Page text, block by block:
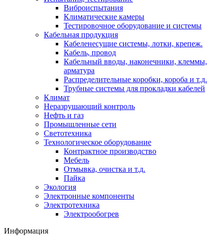
Виброиспытания
Климатические камеры
Тестировочное оборудование и системы
Кабельная продукция
Кабеленесущие системы, лотки, крепеж.
Кабель, провод
Кабельный вводы, наконечники, клеммы,
арматура
Распределительные коробки, короба и т.д.
Трубные системы для прокладки кабелей
Климат
Неразрушающий контроль
Нефть и газ
Промышленные сети
Светотехника
Технологическое оборудование
Контрактное производство
Мебель
Отмывка, очистка и т.д.
Пайка
Экология
Электронные компоненты
Электротехника
Электрообогрев
Информация